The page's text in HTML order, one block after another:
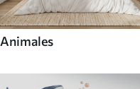
Animales